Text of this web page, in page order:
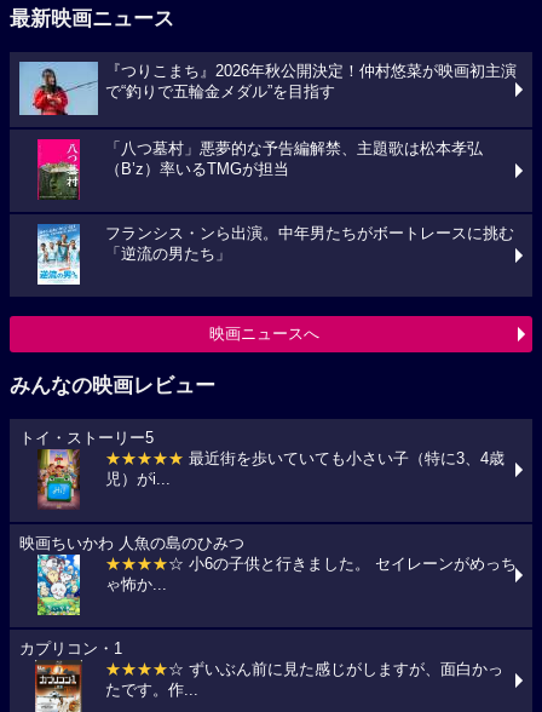
最新映画ニュース
『つりこまち』2026年秋公開決定！仲村悠菜が映画初主演
で“釣りで五輪金メダル”を目指す
「八つ墓村」悪夢的な予告編解禁、主題歌は松本孝弘
（B’z）率いるTMGが担当
フランシス・ンら出演。中年男たちがボートレースに挑む
「逆流の男たち」
映画ニュースへ
みんなの映画レビュー
トイ・ストーリー5
★★★★★ 最近街を歩いていても小さい子（特に3、4歳
児）がi...
映画ちいかわ 人魚の島のひみつ
★★★★☆ 小6の子供と行きました。 セイレーンがめっち
ゃ怖か...
カプリコン・1
★★★★☆ ずいぶん前に見た感じがしますが、面白かっ
たです。作...